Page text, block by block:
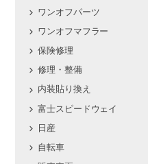
ワンオフパーツ
ワンオフマフラー
保険修理
修理・整備
内装貼り換え
富士スピードウェイ
日産
自転車